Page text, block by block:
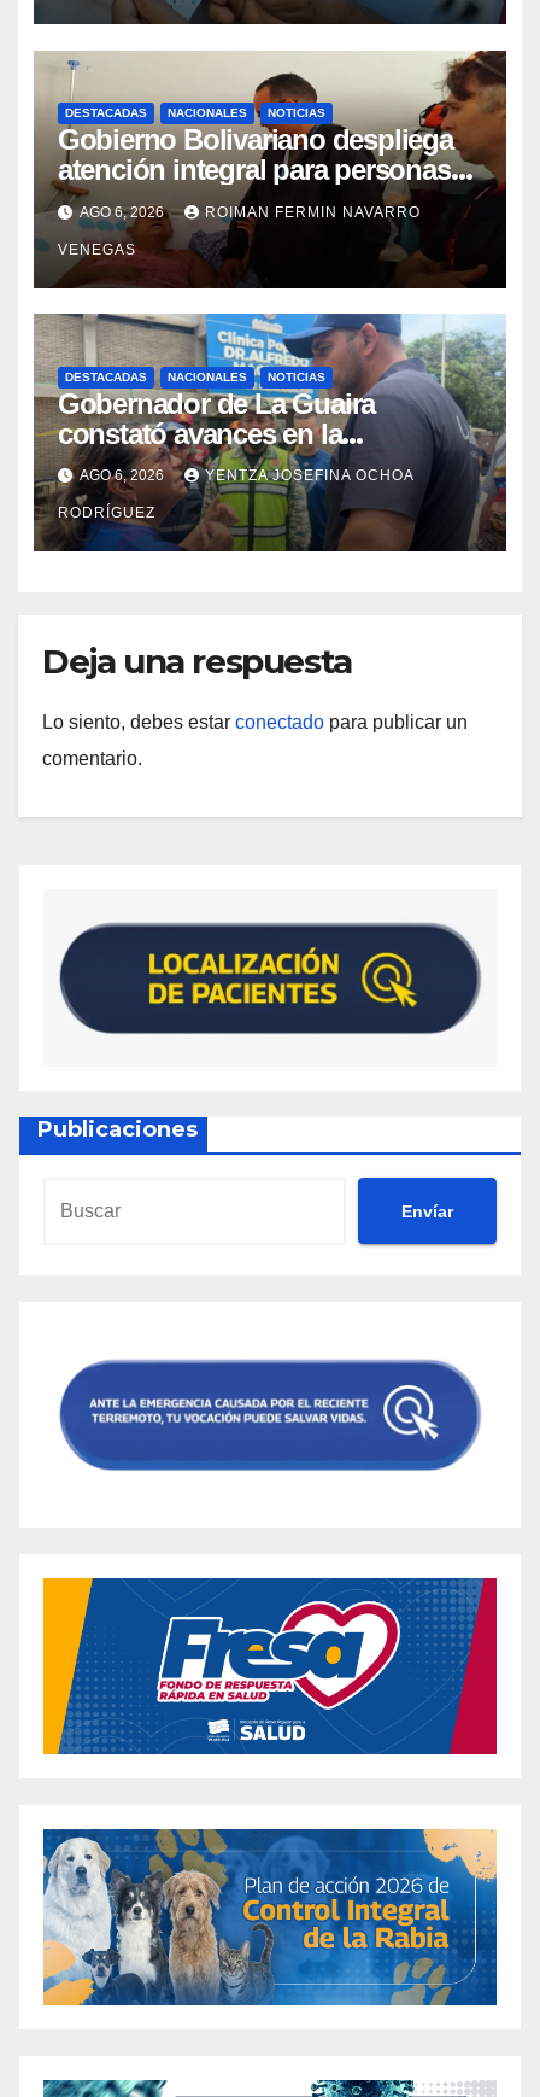
DESTACADAS NACIONALES NOTICIAS
Gobierno Bolivariano despliega
atención integral para personas
con discapacidad en
campamentos de La Guaira
AGO 6, 2026 ROIMAN FERMIN NAVARRO
VENEGAS
DESTACADAS NACIONALES NOTICIAS
Gobernador de La Guaira
constató avances en la
rehabilitación del Hospitalito de
Catia la Mar
AGO 6, 2026 YENTZA JOSEFINA OCHOA
RODRÍGUEZ
Deja una respuesta
Lo siento, debes estar conectado para publicar un
comentario.
Publicaciones
Envíar